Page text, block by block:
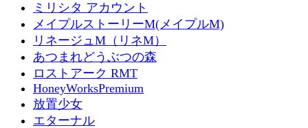
ミリシタ アカウント
メイプルストーリーM(メイプルM)
リネージュM（リネM）
あつまれどうぶつの森
ロストアーク RMT
HoneyWorksPremium
放置少女
エターナル